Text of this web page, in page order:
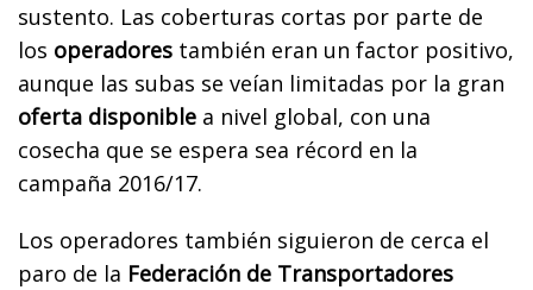
sustento. Las coberturas cortas por parte de
los operadores también eran un factor positivo,
aunque las subas se veían limitadas por la gran
oferta disponible a nivel global, con una
cosecha que se espera sea récord en la
campaña 2016/17.
Los operadores también siguieron de cerca el
paro de la Federación de Transportadores